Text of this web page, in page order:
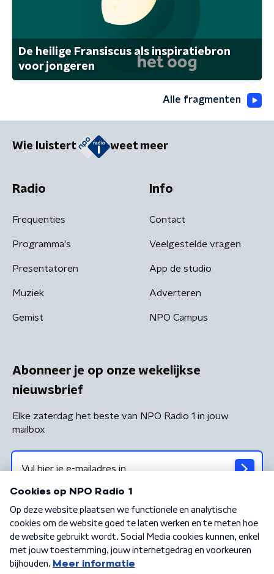
De heilige Fransiscus als inspiratiebron
voor jongeren
Alle fragmenten
Wie luistert weet meer
Radio
Frequenties
Programma's
Presentatoren
Muziek
Gemist
Info
Contact
Veelgestelde vragen
App de studio
Adverteren
NPO Campus
Abonneer je op onze wekelijkse
nieuwsbrief
Elke zaterdag het beste van NPO Radio 1 in jouw
mailbox
Algemene voorwaarden